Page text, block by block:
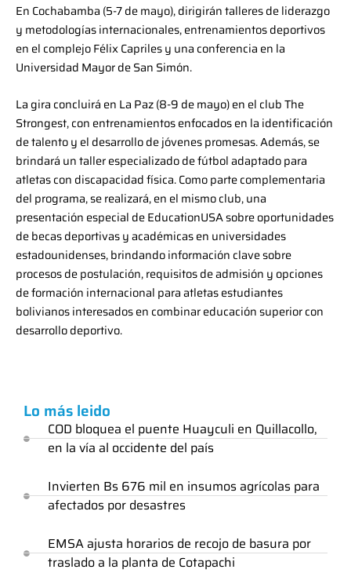
En Cochabamba (5-7 de mayo), dirigirán talleres de liderazgo
y metodologías internacionales, entrenamientos deportivos
en el complejo Félix Capriles y una conferencia en la
Universidad Mayor de San Simón.
La gira concluirá en La Paz (8-9 de mayo) en el club The
Strongest, con entrenamientos enfocados en la identificación
de talento y el desarrollo de jóvenes promesas. Además, se
brindará un taller especializado de fútbol adaptado para
atletas con discapacidad física. Como parte complementaria
del programa, se realizará, en el mismo club, una
presentación especial de EducationUSA sobre oportunidades
de becas deportivas y académicas en universidades
estadounidenses, brindando información clave sobre
procesos de postulación, requisitos de admisión y opciones
de formación internacional para atletas estudiantes
bolivianos interesados en combinar educación superior con
desarrollo deportivo.
Lo más leido
COD bloquea el puente Huayculi en Quillacollo,
en la vía al occidente del país
Invierten Bs 676 mil en insumos agrícolas para
afectados por desastres
EMSA ajusta horarios de recojo de basura por
traslado a la planta de Cotapachi